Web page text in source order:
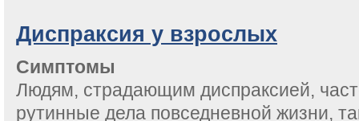
Диспраксия у взрослых
Симптомы
Людям, страдающим диспраксией,
рутинные дела повседневной жизни,